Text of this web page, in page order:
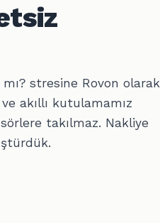
mı? stresine Rovon olarak
akıllı kutulamamız
takılmaz. Nakliye